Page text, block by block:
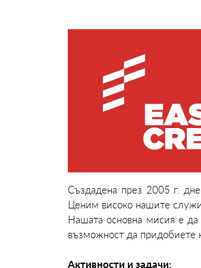
Създадена през 2005 г.
Ценим високо нашите
Нашата основна мисия е да
възможност да придобиете
Активности и задачи: